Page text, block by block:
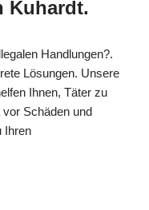
Kuhardt.
Handlungen?.
Lösungen. Unsere
Ihnen, Täter zu
Schäden und
Ihren